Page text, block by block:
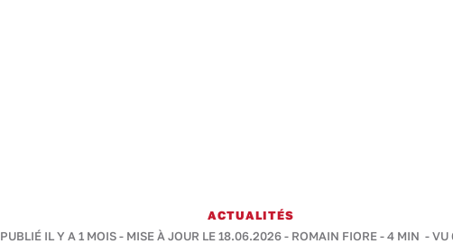
ACTUALITÉS
PUBLIÉ IL Y A 1 MOIS - MISE À JOUR LE 18.06.2026 - ROMAIN FIORE-4 MIN - VU